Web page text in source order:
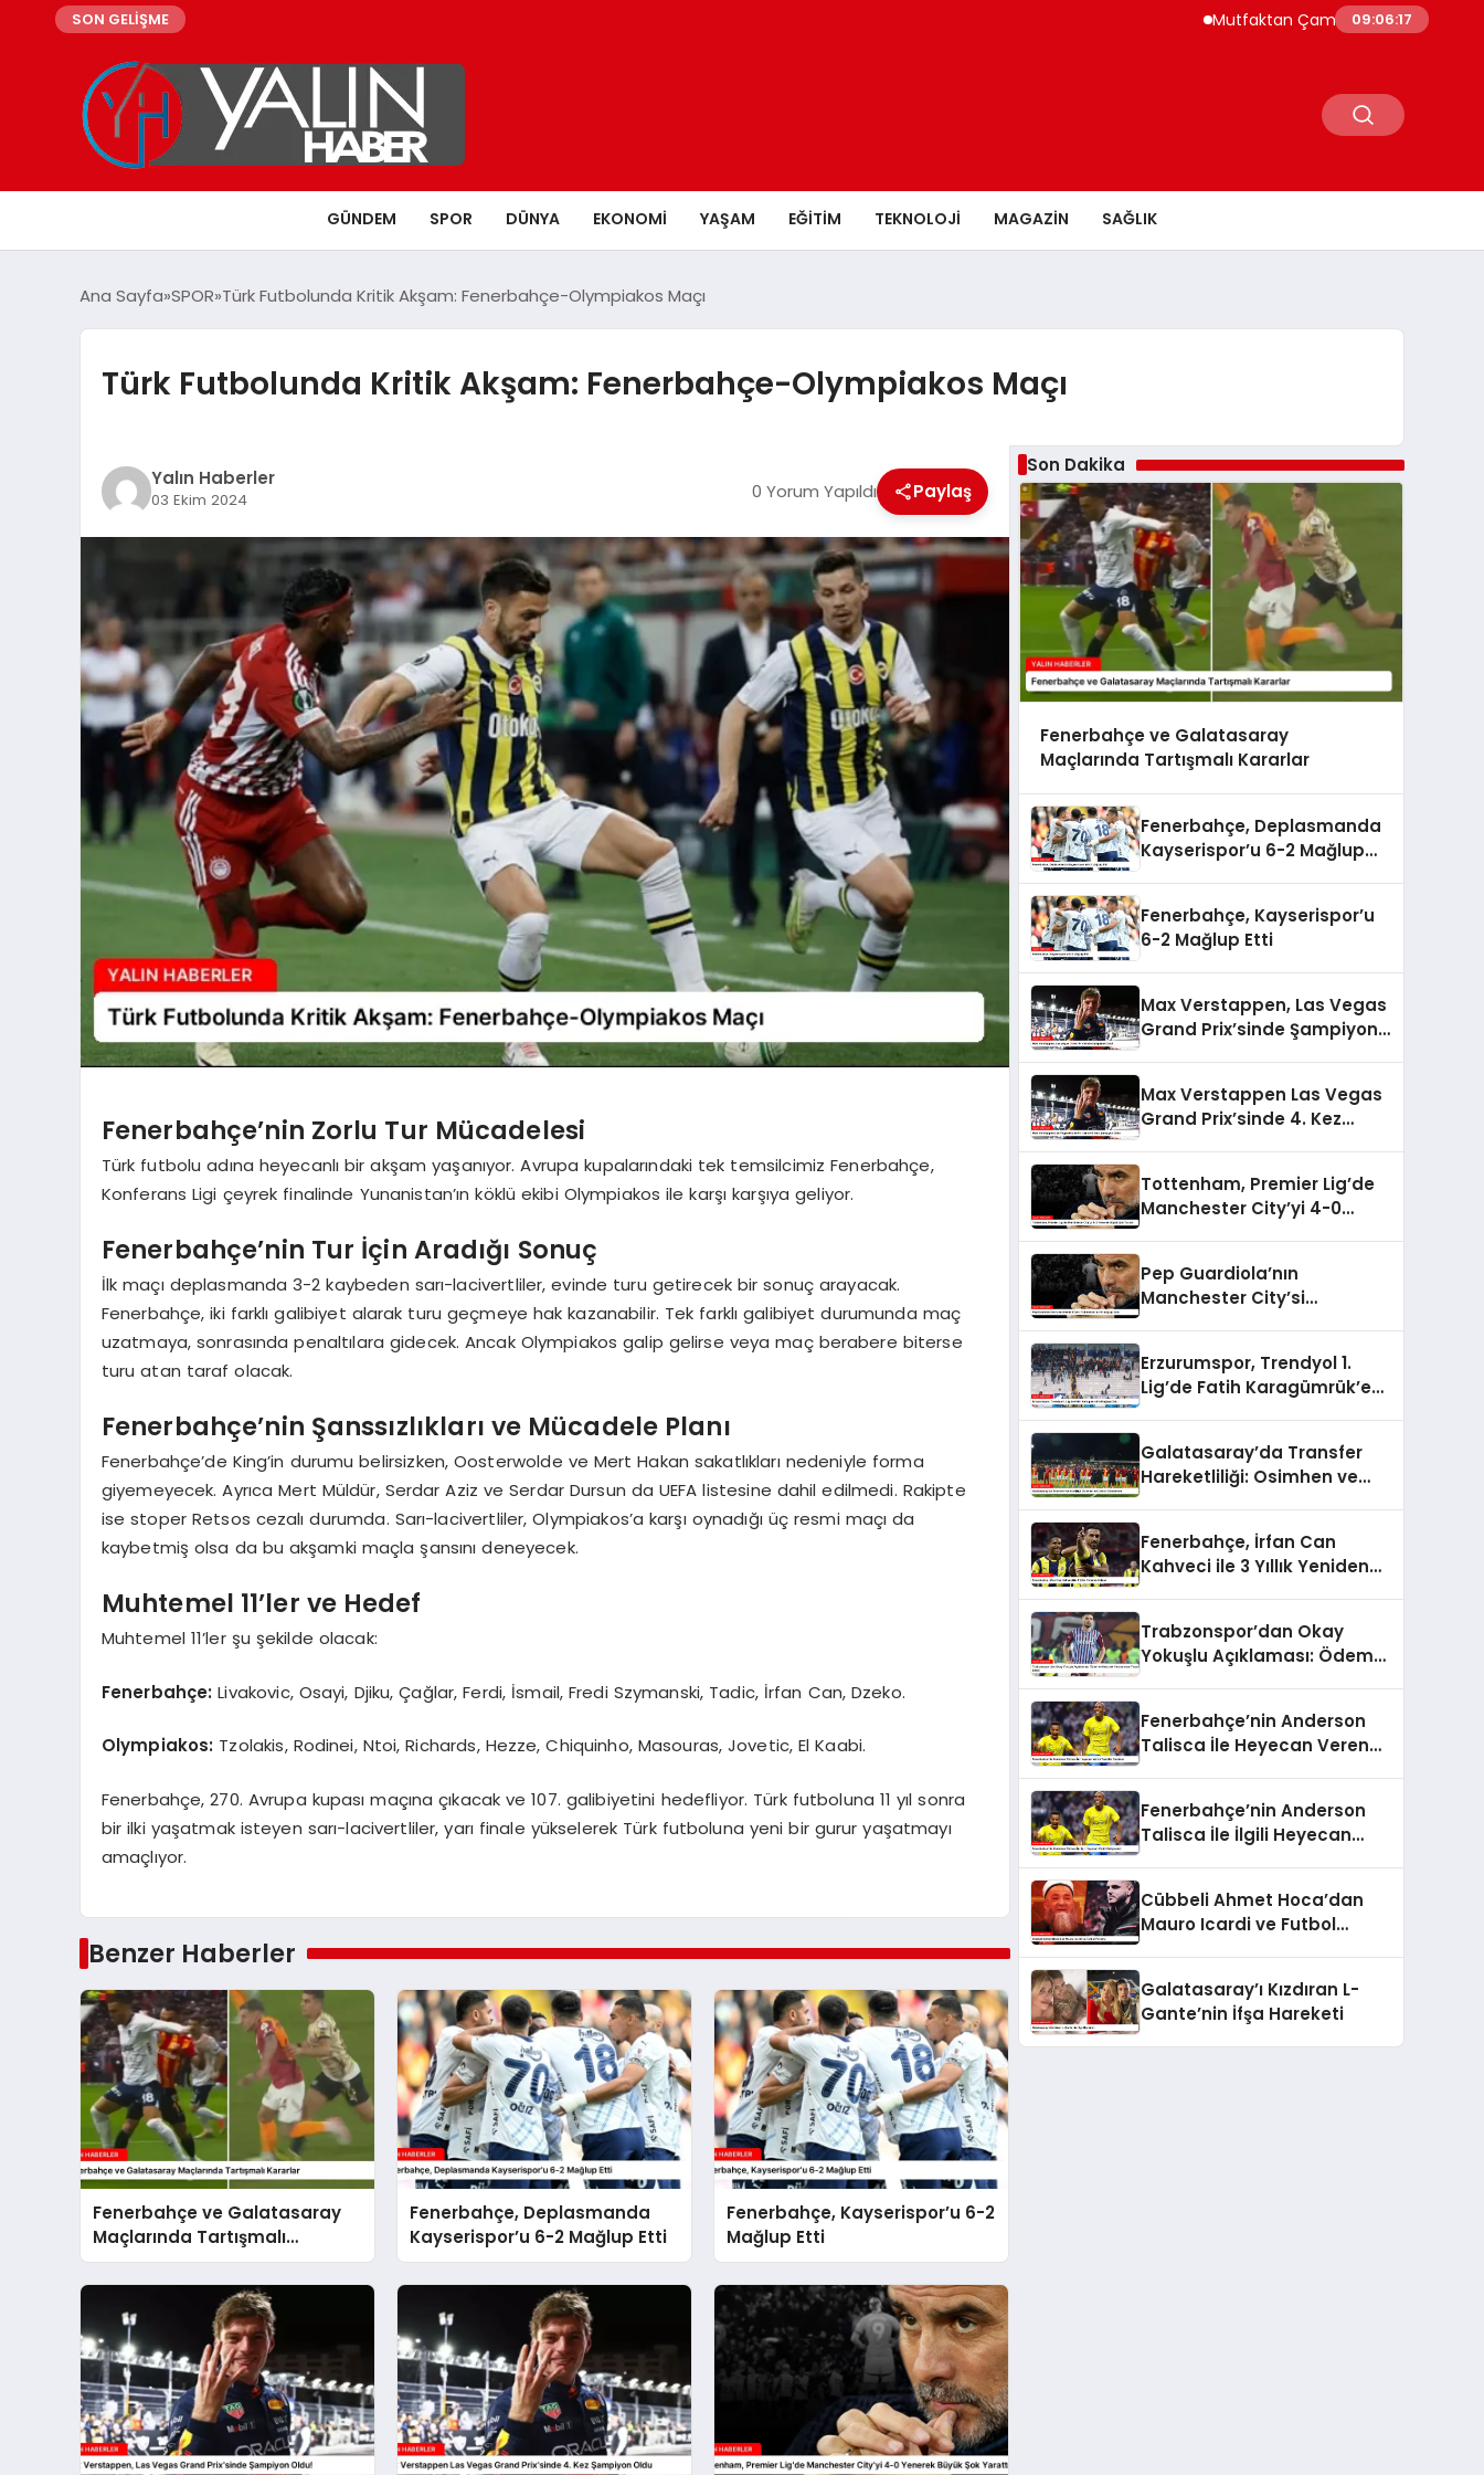
SON GELİŞME Mutfaktan Çamaşır Odasına Evin
09:06:18
GÜNDEM SPOR DÜNYA EKONOMİ YAŞAM EĞİTİM TEKNOLOJİ MAGAZİN SAĞLIK
Ana Sayfa SPOR Türk Futbolunda Kritik Akşam: Fenerbahçe-Olympiakos Maçı
Türk Futbolunda Kritik Akşam: Fenerbahçe-Olympiakos Maçı
Yalın Haberler
03 Ekim 2024 0 Yorum Yapıldı Paylaş
Fenerbahçe’nin Zorlu Tur Mücadelesi
Türk futbolu adına heyecanlı bir akşam yaşanıyor. Avrupa kupalarındaki tek temsilcimiz Fenerbahçe,
Konferans Ligi çeyrek finalinde Yunanistan’ın köklü ekibi Olympiakos ile karşı karşıya geliyor.
Fenerbahçe’nin Tur İçin Aradığı Sonuç
İlk maçı deplasmanda 3-2 kaybeden sarı-lacivertliler, evinde turu getirecek bir sonuç arayacak.
Fenerbahçe, iki farklı galibiyet alarak turu geçmeye hak kazanabilir. Tek farklı galibiyet durumunda maç
uzatmaya, sonrasında penaltılara gidecek. Ancak Olympiakos galip gelirse veya maç berabere biterse
turu atan taraf olacak.
Fenerbahçe’nin Şanssızlıkları ve Mücadele Planı
Fenerbahçe’de King’in durumu belirsizken, Oosterwolde ve Mert Hakan sakatlıkları nedeniyle forma
giyemeyecek. Ayrıca Mert Müldür, Serdar Aziz ve Serdar Dursun da UEFA listesine dahil edilmedi. Rakipte
ise stoper Retsos cezalı durumda. Sarı-lacivertliler, Olympiakos’a karşı oynadığı üç resmi maçı da
kaybetmiş olsa da bu akşamki maçla şansını deneyecek.
Muhtemel 11’ler ve Hedef
Muhtemel 11’ler şu şekilde olacak:
Fenerbahçe: Livakovic, Osayi, Djiku, Çağlar, Ferdi, İsmail, Fredi Szymanski, Tadic, İrfan Can, Dzeko.
Olympiakos: Tzolakis, Rodinei, Ntoi, Richards, Hezze, Chiquinho, Masouras, Jovetic, El Kaabi.
Fenerbahçe, 270. Avrupa kupası maçına çıkacak ve 107. galibiyetini hedefliyor. Türk futboluna 11 yıl sonra
bir ilki yaşatmak isteyen sarı-lacivertliler, yarı finale yükselerek Türk futboluna yeni bir gurur yaşatmayı
amaçlıyor.
Benzer Haberler
Fenerbahçe ve Galatasaray
Maçlarında Tartışmalı
Kararlar
Fenerbahçe, Deplasmanda
Kayserispor’u 6-2 Mağlup Etti
Fenerbahçe, Kayserispor’u 6-2
Mağlup Etti
Son Dakika
Fenerbahçe ve Galatasaray
Maçlarında Tartışmalı Kararlar
Fenerbahçe, Deplasmanda
Kayserispor’u 6-2 Mağlup
Fenerbahçe, Kayserispor’u
6-2 Mağlup Etti
Max Verstappen, Las Vegas
Grand Prix’sinde Şampiyon
Max Verstappen Las Vegas
Grand Prix’sinde 4. Kez
Tottenham, Premier Lig’de
Manchester City’yi 4-0
Pep Guardiola’nın
Manchester City’si
Erzurumspor, Trendyol 1.
Lig’de Fatih Karagümrük’e
Galatasaray’da Transfer
Hareketliliği: Osimhen ve
Fenerbahçe, İrfan Can
Kahveci ile 3 Yıllık Yeniden
Trabzonspor’dan Okay
Yokuşlu Açıklaması: Ödem
Fenerbahçe’nin Anderson
Talisca İle Heyecan Veren
Fenerbahçe’nin Anderson
Talisca İle İlgili Heyecan
Cübbeli Ahmet Hoca’dan
Mauro Icardi ve Futbol
Galatasaray’ı Kızdıran L-
Gante’nin İfşa Hareketi